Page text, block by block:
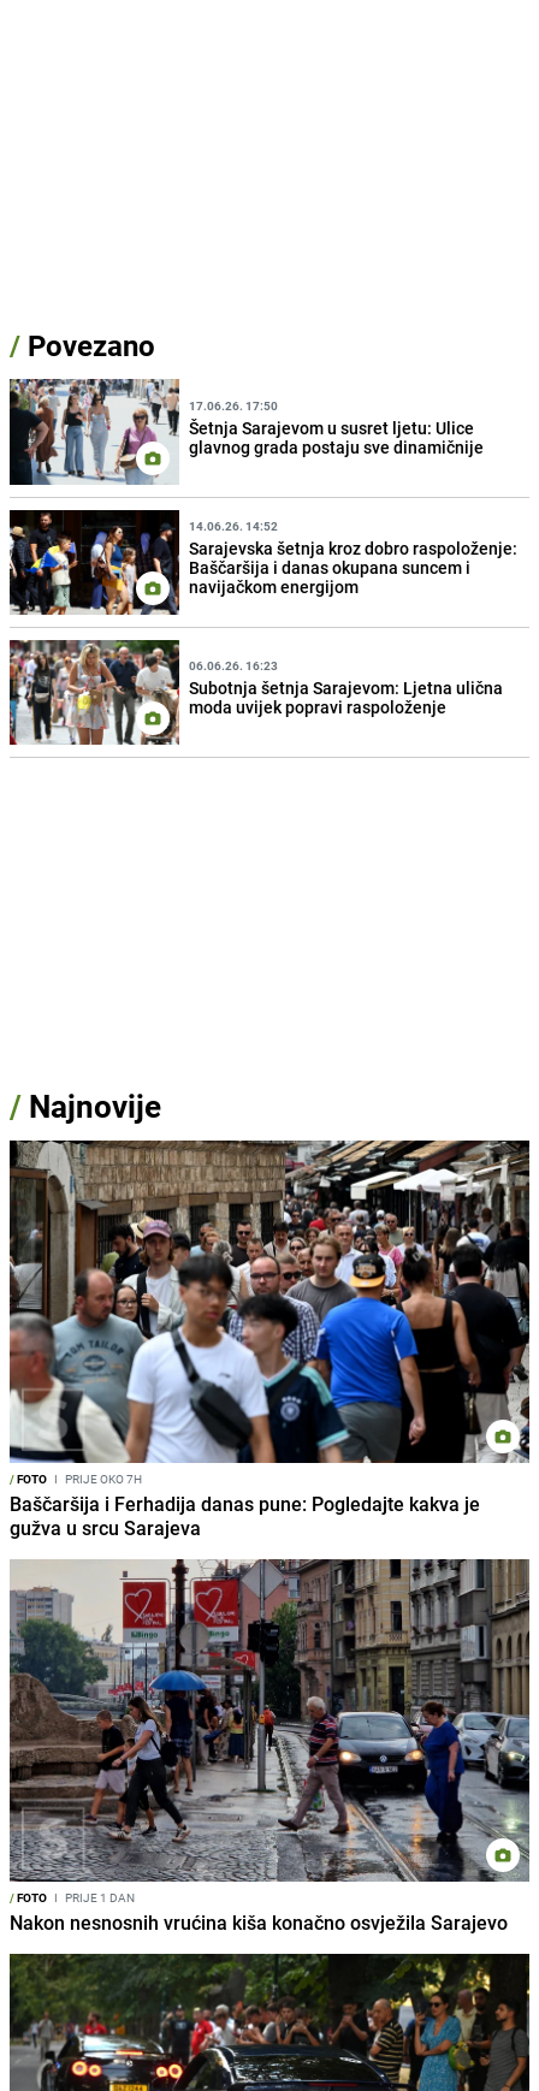
/ Povezano
17.06.26. 17:50
Šetnja Sarajevom u susret ljetu: Ulice
glavnog grada postaju sve dinamičnije
14.06.26. 14:52
Sarajevska šetnja kroz dobro raspoloženje:
Baščaršija i danas okupana suncem i
navijačkom energijom
06.06.26. 16:23
Subotnja šetnja Sarajevom: Ljetna ulična
moda uvijek popravi raspoloženje
/ Najnovije
/FOTO I PRIJE OKO 7H
Baščaršija i Ferhadija danas pune: Pogledajte kakva je
gužva u srcu Sarajeva
/FOTO I PRIJE 1 DAN
Nakon nesnosnih vrućina kiša konačno osvježila Sarajevo